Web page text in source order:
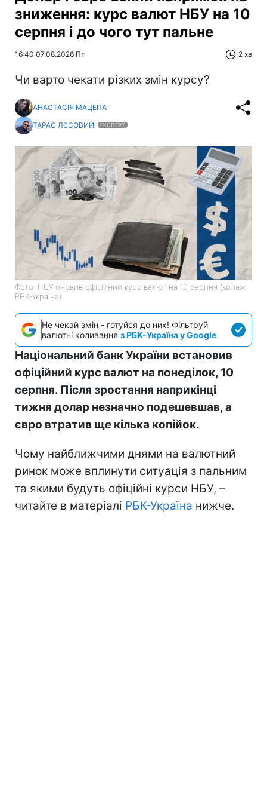
зниження: курс валют НБУ на 10
серпня і до чого тут пальне
16:40 07.08.2026 Пт 2 хв
Чи варто чекати різких змін курсу?
АНАСТАСІЯ МАЦЕПА
ТАРАС ЛЄСОВИЙ
ЕКСПЕРТ
Фото: НБУ оновив офіційний курс валют на 10 серпня (колаж
РБК-Україна)
Не чекай змін - готуйся до них! Фільтруй
валютні коливання з РБК-Україна у Google
Національний банк України встановив
офіційний курс валют на понеділок, 10
серпня. Після зростання наприкінці
тижня долар незначно подешевшав, а
євро втратив ще кілька копійок.
Чому найближчими днями на валютний
ринок може вплинути ситуація з пальним
та якими будуть офіційні курси НБУ, –
читайте в матеріалі РБК-Україна нижче.